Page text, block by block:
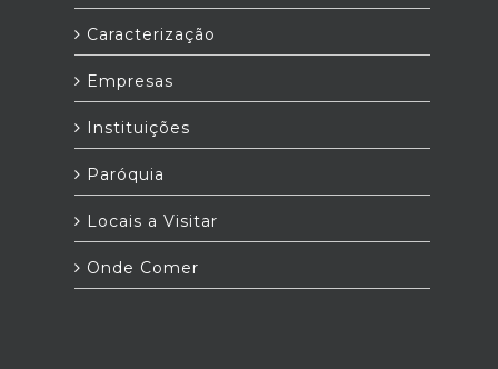
Caracterização
Empresas
Instituições
Paróquia
Locais a Visitar
Onde Comer